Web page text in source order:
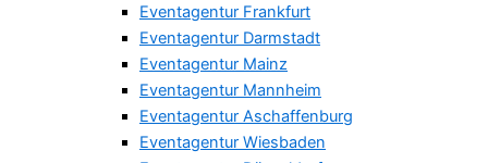
Eventagentur Frankfurt
Eventagentur Darmstadt
Eventagentur Mainz
Eventagentur Mannheim
Eventagentur Aschaffenburg
Eventagentur Wiesbaden